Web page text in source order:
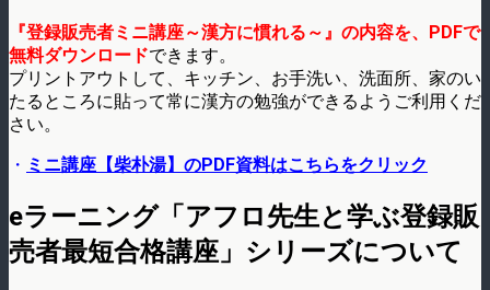
『登録販売者ミニ講座～漢方に慣れる～』の内容を、PDFで
無料ダウンロードできます。
プリントアウトして、キッチン、お手洗い、洗面所、家のい
たるところに貼って常に漢方の勉強ができるようご利用くだ
さい。
・ ミニ講座【柴朴湯】のPDF資料はこちらをクリック
eラーニング「アフロ先生と学ぶ登録販
売者最短合格講座」シリーズについて